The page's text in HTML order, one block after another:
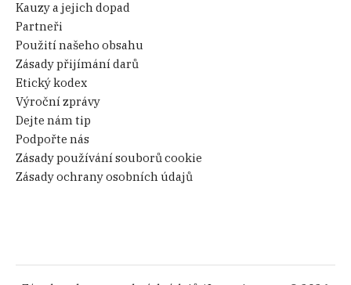
Kauzy a jejich dopad
Partneři
Použití našeho obsahu
Zásady přijímání darů
Etický kodex
Výroční zprávy
Dejte nám tip
Podpořte nás
Zásady používání souborů cookie
Zásady ochrany osobních údajů